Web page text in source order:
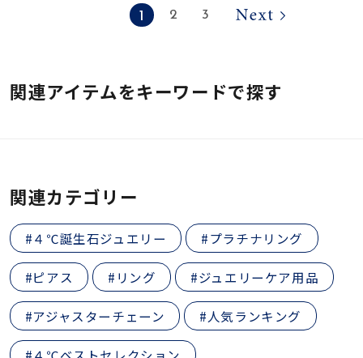
1 2 3
関連アイテムをキーワードで探す
関連カテゴリー
#４℃誕生石ジュエリー #プラチナリング
#ピアス #リング #ジュエリーケア用品
#アジャスターチェーン #人気ランキング